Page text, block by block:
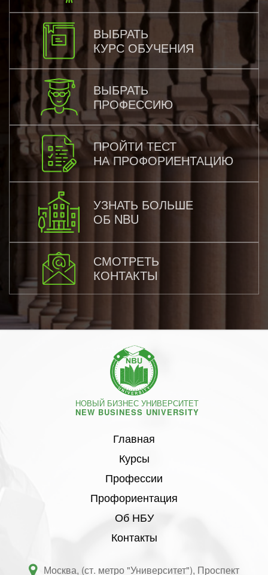
ВЫБРАТЬ
КУРС ОБУЧЕНИЯ
ВЫБРАТЬ
ПРОФЕССИЮ
ПРОЙТИ ТЕСТ
НА ПРОФОРИЕНТАЦИЮ
УЗНАТЬ БОЛЬШЕ
ОБ NBU
СМОТРЕТЬ
КОНТАКТЫ
НОВЫЙ БИЗНЕС УНИВЕРСИТЕТ
NEW BUSINESS UNIVERSITY
Главная
Курсы
Профессии
Профориентация
Об НБУ
Контакты
Москва, (ст. метро "Университет"), Проспект